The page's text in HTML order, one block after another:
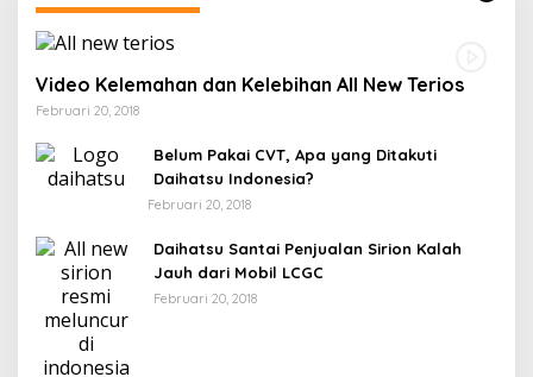
Video Kelemahan dan Kelebihan All New Terios
Februari 20, 2018
Belum Pakai CVT, Apa yang Ditakuti
Daihatsu Indonesia?
Februari 20, 2018
Daihatsu Santai Penjualan Sirion Kalah
Jauh dari Mobil LCGC
Februari 20, 2018